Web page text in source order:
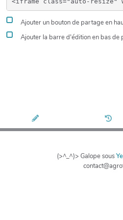
Ajouter un bouton de partage en
Ajouter la barre d'édition en bas de
(>^_^)> Galope sous